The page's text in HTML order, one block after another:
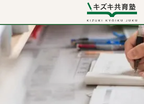
お電話での入会・見学・料金のお
0120-501-858
キズキ共育塾 TOP